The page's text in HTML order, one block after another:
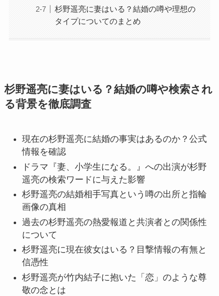
杉野遥亮に妻はいる？結婚の噂や理想の
タイプについてのまとめ
杉野遥亮に妻はいる？結婚の噂や検索され
る背景を徹底調査
現在の杉野遥亮に結婚の事実はあるのか？公式
情報を確認
ドラマ『妻、小学生になる。』への出演が杉野
遥亮の検索ワードに与えた影響
杉野遥亮の結婚相手写真という噂の出所と指輪
画像の真相
過去の杉野遥亮の熱愛報道と共演者との関係性
について
杉野遥亮に現在彼女はいる？目撃情報の有無と
信憑性
杉野遥亮が竹内結子に抱いた「恋」のような尊
敬の念とは